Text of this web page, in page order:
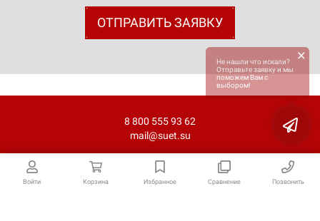
Войти Корзина Избранное Сравнение Позвонить
ОТПРАВИТЬ ЗАЯВКУ
8 800 555 93 62
mail@suet.su
Не нашли что искали?
Отправьте заявку и мы
поможем Вам с
выбором!
×